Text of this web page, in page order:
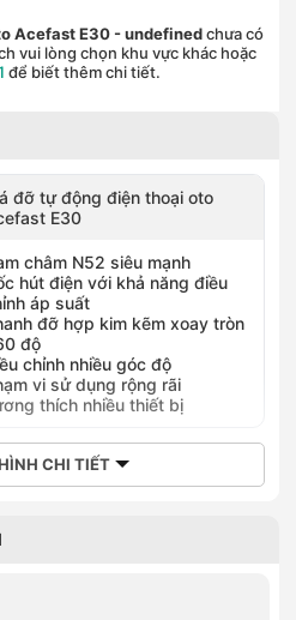
Acefast E30 - undefinedchưa có
vui lòng chọn khu vực khác hoặc
để biết thêm chi tiết.
đỡ tự động điện thoại oto
E30
châm N52 siêu mạnh
hút điện với khả năng điều
áp suất
đỡ hợp kim kẽm xoay tròn
độ
chỉnh nhiều góc độ
vi sử dụng rộng rãi
thích nhiều thiết bị
CHI TIẾT